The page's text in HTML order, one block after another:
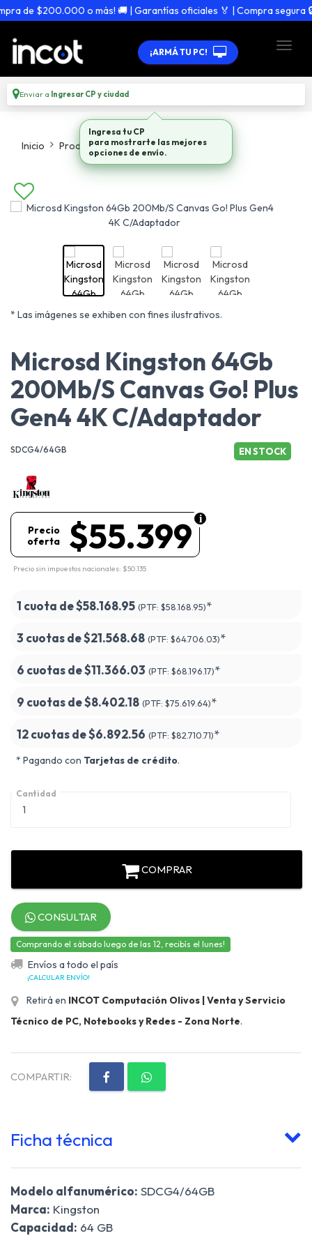
de $200.000 o más! 🚚 | Garantías oficiales 🏅 | Compra segura 🔒
¡ARMÁ TU PC!
Enviar a Ingresar CP y ciudad
Inicio Productos Pendrives Memorias Sd
* Las imágenes se exhiben con fines ilustrativos.
Microsd Kingston 64Gb
200Mb/S Canvas Go! Plus
Gen4 4K C/Adaptador
SDCG4/64GB EN STOCK
$55.399
Precio
oferta
Precio sin impuestos nacionales: $50.135
1 cuota de$58.168.95 (PTF: $58.168.95)*
3 cuotas de$21.568.68 (PTF: $64.706.03)*
6 cuotas de$11.366.03 (PTF: $68.196.17)*
9 cuotas de$8.402.18 (PTF: $75.619.64)*
12 cuotas de$6.892.56 (PTF: $82.710.71)*
* Pagando con Tarjetas de crédito.
Cantidad
COMPRAR
CONSULTAR
Comprando el sábado luego de las 12, recibís el lunes!
Envíos a todo el país
¡CALCULAR ENVÍO!
Retirá en INCOT Computación Olivos | Venta y Servicio
Técnico de PC, Notebooks y Redes - Zona Norte.
COMPARTIR:
Ficha técnica
Modelo alfanumérico: SDCG4/64GB
Marca: Kingston
Capacidad: 64 GB
Ingresa tu CP
para mostrarte las mejores
opciones de envío.